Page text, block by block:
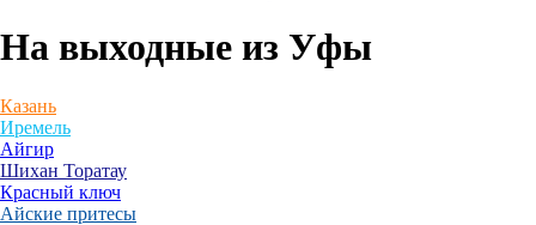
На выходные из Уфы
Казань
Иремель
Айгир
Шихан Торатау
Красный ключ
Айские притесы